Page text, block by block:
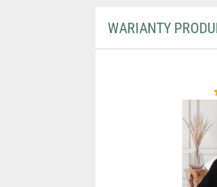
WARIANTY